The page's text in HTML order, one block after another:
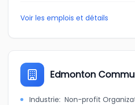
Voir les emplois et détails
Edmonton
Industrie: Non-profit